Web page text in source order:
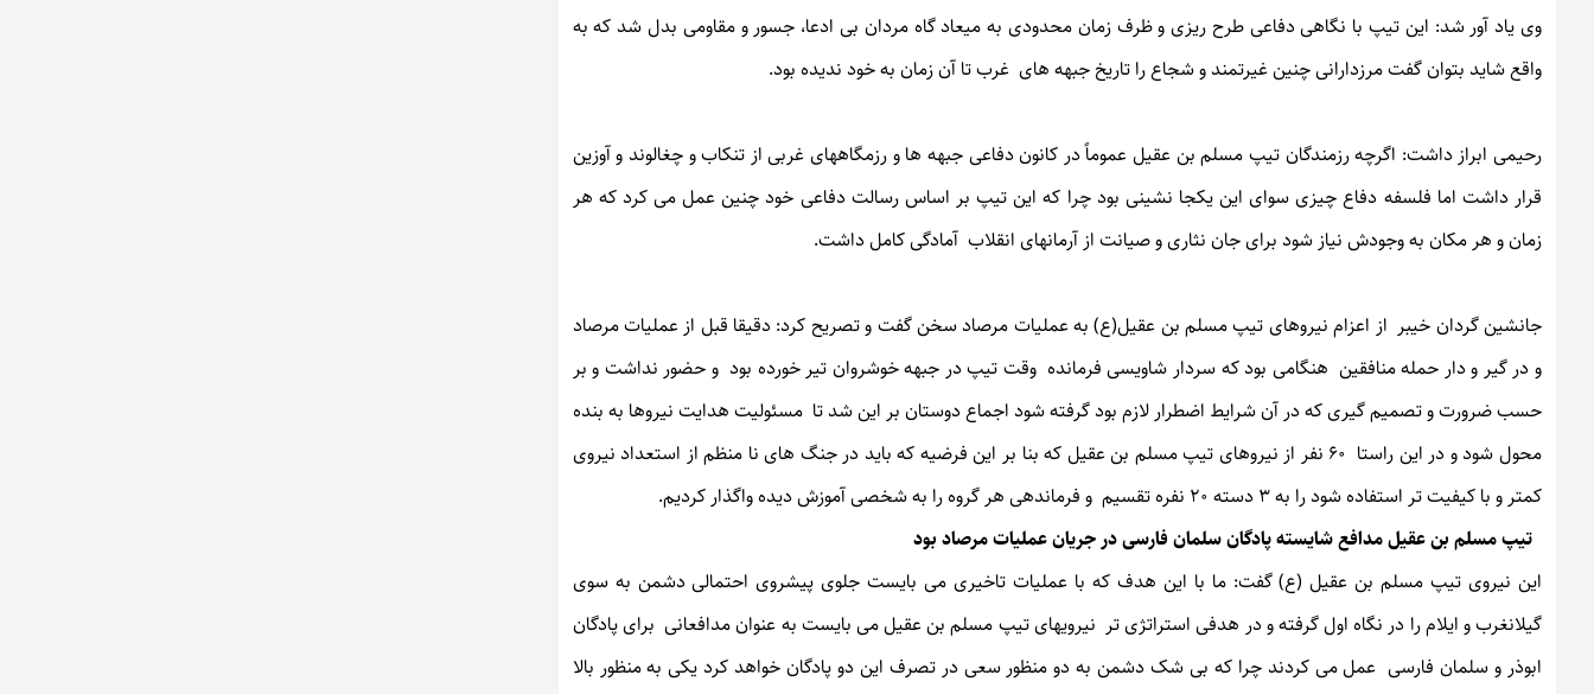
وی یاد آور شد: این تیپ با نگاهی دفاعی طرح ریزی و ظرف زمان محدودی به میعاد گاه مردان بی ادعا، جسور و مقاومی بدل شد که به
واقع شاید بتوان گفت مرزدارانی چنین غیرتمند و شجاع را تاریخ جبهه های غرب تا آن زمان به خود ندیده بود.
رحیمی ابراز داشت: اگرچه رزمندگان تیپ مسلم بن عقیل عموماً در کانون دفاعی جبهه ها و رزمگاههای غربی از تنکاب و چغالوند و آوزین
قرار داشت اما فلسفه دفاع چیزی سوای این یکجا نشینی بود چرا که این تیپ بر اساس رسالت دفاعی خود چنین عمل می کرد که هر
زمان و هر مکان به وجودش نیاز شود برای جان نثاری و صیانت از آرمانهای انقلاب آمادگی کامل داشت.
جانشین گردان خیبر از اعزام نیروهای تیپ مسلم بن عقیل(ع) به عملیات مرصاد سخن گفت و تصریح کرد: دقیقا قبل از عملیات مرصاد
و در گیر و دار حمله منافقین هنگامی بود که سردار شاویسی فرمانده وقت تیپ در جبهه خوشروان تیر خورده بود و حضور نداشت و بر
حسب ضرورت و تصمیم گیری که در آن شرایط اضطرار لازم بود گرفته شود اجماع دوستان بر این شد تا مسئولیت هدایت نیروها به بنده
محول شود و در این راستا 60 نفر از نیروهای تیپ مسلم بن عقیل که بنا بر این فرضیه که باید در جنگ های نا منظم از استعداد نیروی
کمتر و با کیفیت تر استفاده شود را به 3 دسته 20 نفره تقسیم و فرماندهی هر گروه را به شخصی آموزش دیده واگذار کردیم.
تیپ مسلم بن عقیل مدافع شایسته پادگان سلمان فارسی در جریان عملیات مرصاد بود
این نیروی تیپ مسلم بن عقیل (ع) گفت: ما با این هدف که با عملیات تاخیری می بایست جلوی پیشروی احتمالی دشمن به سوی
گیلانغرب و ایلام را در نگاه اول گرفته و در هدفی استراتژی تر نیرویهای تیپ مسلم بن عقیل می بایست به عنوان مدافعانی برای پادگان
ابوذر و سلمان فارسی عمل می کردند چرا که بی شک دشمن به دو منظور سعی در تصرف این دو پادگان خواهد کرد یکی به منظور بالا